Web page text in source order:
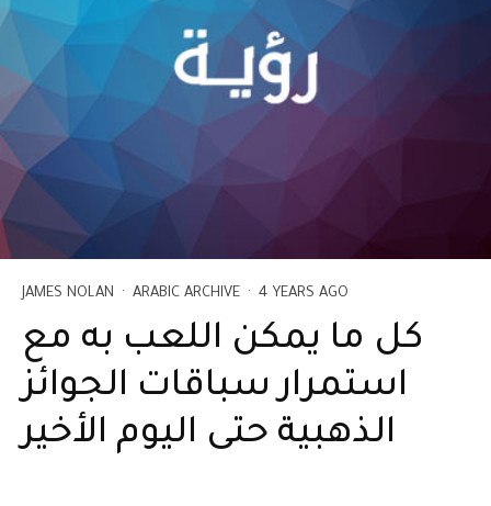
JAMES NOLAN · ARABIC ARCHIVE · 4 YEARS AGO
كل ما يمكن اللعب به مع
استمرار سباقات الجوائز
الذهبية حتى اليوم الأخير